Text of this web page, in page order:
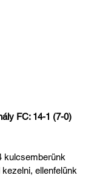
FC: 14-1 (7-0)
kulcsemberünk
ellenfelünk